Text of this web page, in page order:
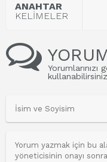
ANAHTAR
KELİMELER